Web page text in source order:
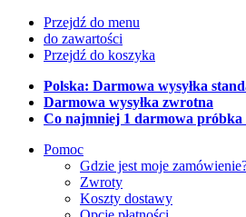
Przejdź do menu
do zawartości
Przejdź do koszyka
Polska: Darmowa wysyłka
Darmowa wysyłka zwrotna
Co najmniej 1 darmowa próbka
Pomoc
Gdzie jest moje
Zwroty
Koszty dostawy